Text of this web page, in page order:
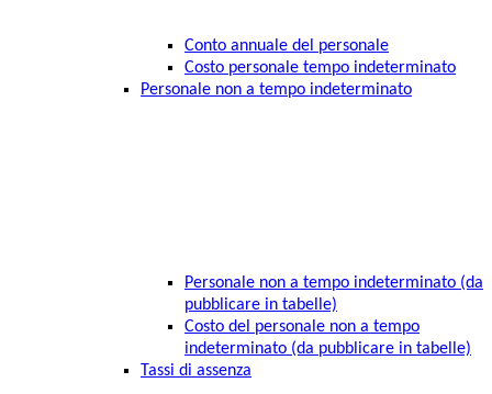
Conto annuale del personale
Costo personale tempo indeterminato
Personale non a tempo indeterminato
Personale non a tempo indeterminato (da
pubblicare in tabelle)
Costo del personale non a tempo
indeterminato (da pubblicare in tabelle)
Tassi di assenza